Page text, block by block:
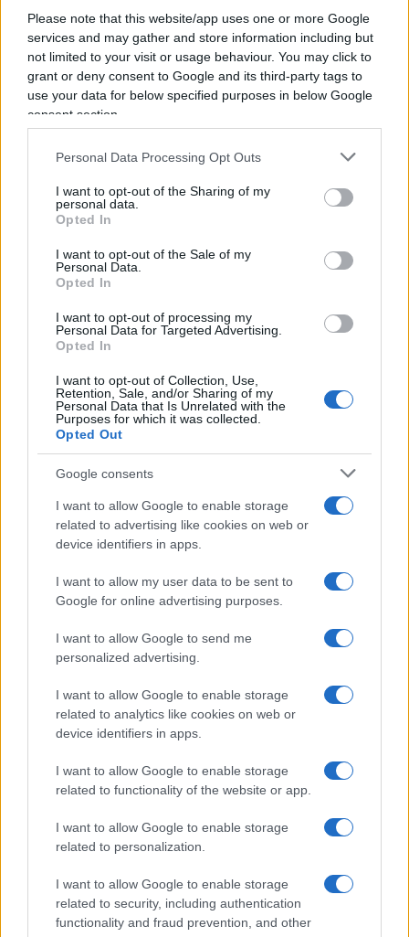
Please note that this website/app uses one or more Google
services and may gather and store information including but
not limited to your visit or usage behaviour. You may click to
grant or deny consent to Google and its third-party tags to
use your data for below specified purposes in below Google
consent section.
Personal Data Processing Opt Outs
I want to opt-out of the Sharing of my
personal data.
Opted In
I want to opt-out of the Sale of my
Personal Data.
Opted In
I want to opt-out of processing my
Personal Data for Targeted Advertising.
Opted In
I want to opt-out of Collection, Use,
Retention, Sale, and/or Sharing of my
Personal Data that Is Unrelated with the
Purposes for which it was collected.
Opted Out
Google consents
I want to allow Google to enable storage
related to advertising like cookies on web or
device identifiers in apps.
I want to allow my user data to be sent to
Google for online advertising purposes.
I want to allow Google to send me
personalized advertising.
I want to allow Google to enable storage
related to analytics like cookies on web or
device identifiers in apps.
I want to allow Google to enable storage
related to functionality of the website or app.
I want to allow Google to enable storage
related to personalization.
I want to allow Google to enable storage
related to security, including authentication
functionality and fraud prevention, and other
neanche che nel momento peggiore degli ultimi
60 anni di questo paese, tu Stato mi perseguiti
con l’invio a valanga (una al giorno da Natale
scorso) ad oggi di cartelle esattoriali. Tasse non
pagate si ma non perché li abbiamo utilizzati per
fare vacanze, divertimenti ed altro, semplicemente
Putin, io ho lo Stato italiano, mi sta
distruggendo con una cattiveria e violenza senza
precedenti, minacce di ipoteca su casa, fermo
auto, pignoramento provvigioni ecc.
Dott. Porro per fare fronte almeno a parte del
debito con l’ufficio delle entrate mi sono recato in
vari istituti di credito per un prestito di 10 mila
euro che chiaramente mi hanno rifiutato in
quanto il mio attuale 740 non permetteva.Non mi
resta che vendermi un rene
non lo so, ma Dott.
Porro con tutto il rispetto per la guerra in Ucraina
però ora credo che sia arrivato il momento di
cominciare a parlare seriamente anche di
quest’altra guerra che attanaglia me e tantissime
altre partite Iva oneste e no evasori. Mi creda
vivere in questo modo è demoralizzante non sai
cosa fare, ti affidi alle agenzie difesa debitori ma ti
Dott. Porro parli con Salvini, Meloni e Tajani ed
per un saldo e stralcio di chi è in difficoltà o al
darci la possibilità di pagare una rata
in base all’attuale redditoconsiderato che le
banche hanno chiuso i rubinetti. Una cortesia
personale le chiedo, quando incontra il direttore
Vittorio Feltri (che amo) e Giampiero Mughini può
far capire loro che c’è grande differenza da una